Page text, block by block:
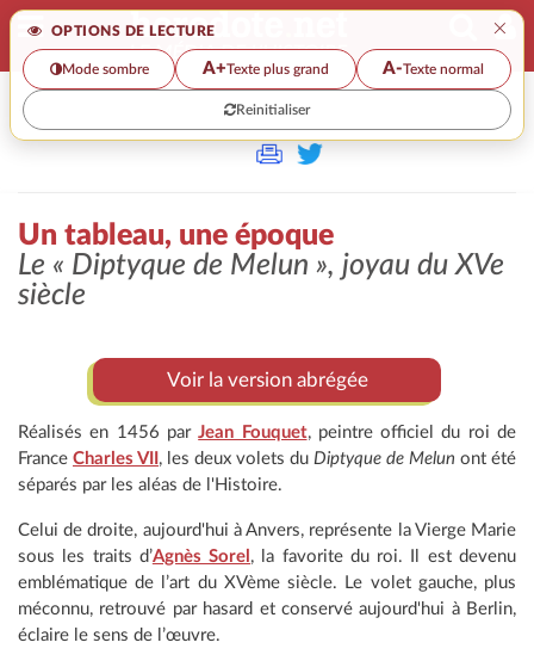
OPTIONS DE LECTURE ×
Mode sombre A+Texte plus grand A-Texte normal
Reinitialiser
>>
Un tableau, une époque
Le « Diptyque de Melun », joyau du XVe
siècle
Voir la version abrégée
Réalisés en 1456 parJean Fouquet, peintre officiel du roi de
France Charles VII , les deux volets du Diptyque de Melun ont été
séparés par les aléas de l'Histoire.
Celui de droite, aujourd'hui à Anvers, représente la Vierge Marie
sous les traits d’Agnès Sorel , la favorite du roi. Il est devenu
emblématique de l’art du XVème siècle. Le volet gauche, plus
méconnu, retrouvé par hasard et conservé aujourd'hui à Berlin,
éclaire le sens de l’œuvre.